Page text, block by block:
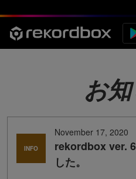
お
INFO
November 17, 2020
rekordbox ver.
した。